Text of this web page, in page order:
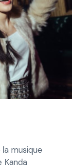
la musique
Kanda